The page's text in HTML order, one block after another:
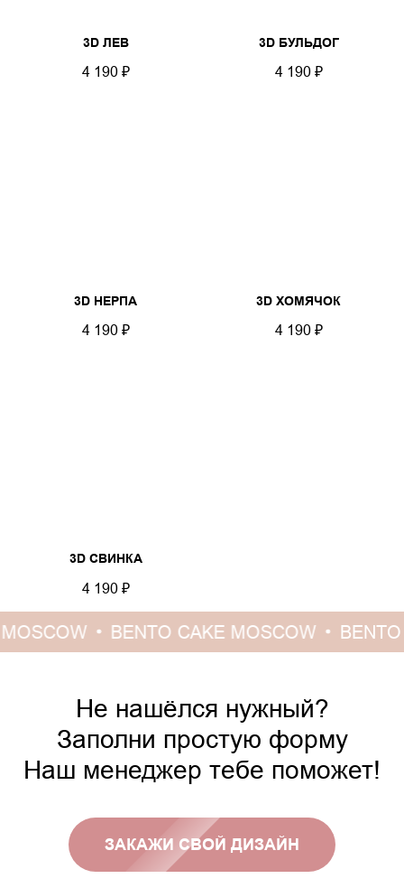
3D ЛЕВ
4 190 ₽
3D БУЛЬДОГ
4 190 ₽
3D НЕРПА
4 190 ₽
3D ХОМЯЧОК
4 190 ₽
3D СВИНКА
4 190 ₽
BENTO CAKE MOSCOW BENTO
Не нашёлся нужный?
Заполни простую форму
Наш менеджер тебе поможет!
ЗАКАЖИ СВОЙ ДИЗАЙН